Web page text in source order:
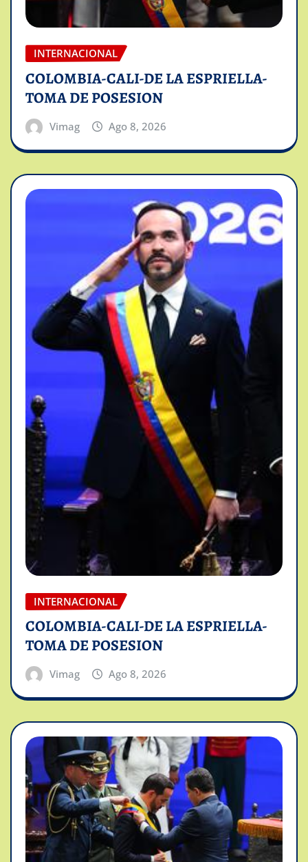
INTERNACIONAL
COLOMBIA-CALI-DE LA ESPRIELLA-
TOMA DE POSESION
Vimag Ago 8, 2026
INTERNACIONAL
COLOMBIA-CALI-DE LA ESPRIELLA-
TOMA DE POSESION
Vimag Ago 8, 2026